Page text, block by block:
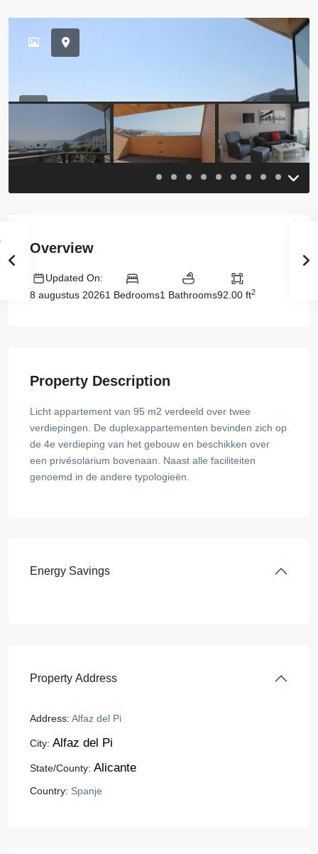
Overview
Updated On:
8 augustus 20261 Bedrooms1 Bathrooms92.00 ft2
Property Description
Licht appartement van 95 m2 verdeeld over twee
verdiepingen. De duplexappartementen bevinden zich op
de 4e verdieping van het gebouw en beschikken over
een privésolarium bovenaan. Naast alle faciliteiten
genoemd in de andere typologieën.
Energy Savings
Property Address
Address: Alfaz del Pi
City: Alfaz del Pi
State/County: Alicante
Country: Spanje